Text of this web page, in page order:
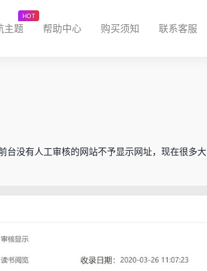
主题
HOT
帮助中心 购买须知 联系客服
台没有人工审核的网站不予显示网址，现在很多大